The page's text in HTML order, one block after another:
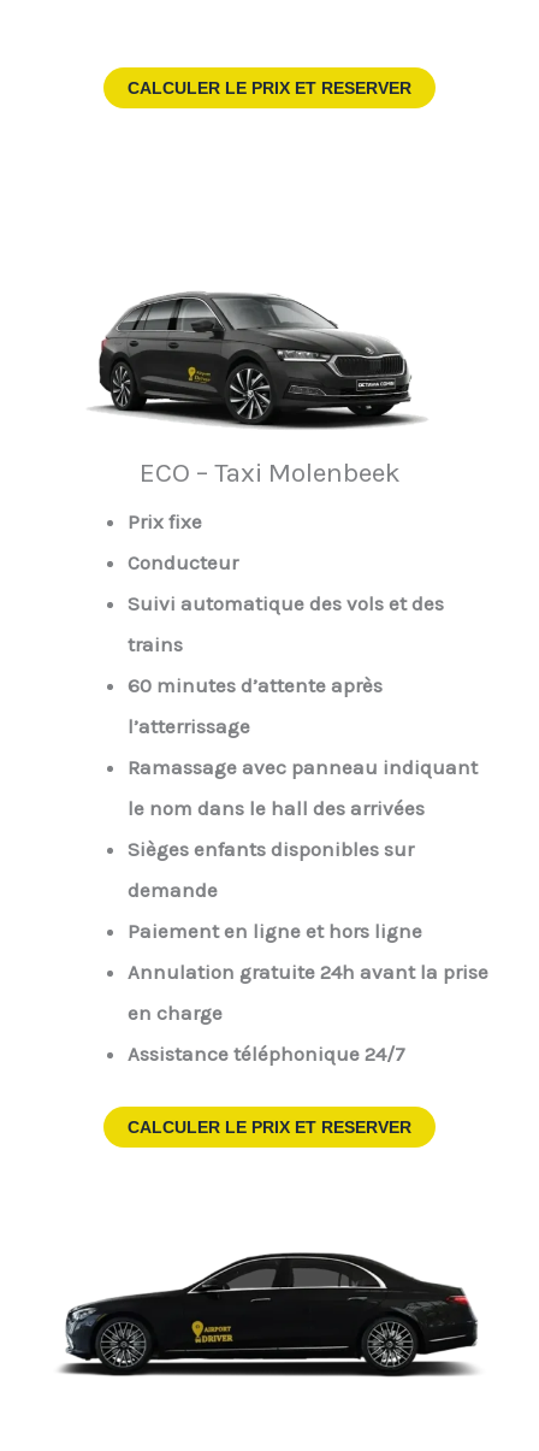
CALCULER LE PRIX ET RESERVER
ECO – Taxi Molenbeek
Prix fixe
Conducteur
Suivi automatique des vols et des
trains
60 minutes d’attente après
l’atterrissage
Ramassage avec panneau indiquant
le nom dans le hall des arrivées
Sièges enfants disponibles sur
demande
Paiement en ligne et hors ligne
Annulation gratuite 24h avant la prise
en charge
Assistance téléphonique 24/7
CALCULER LE PRIX ET RESERVER